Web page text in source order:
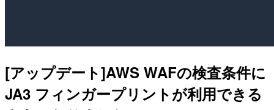
[アップデート]AWS WAFの検査条件に
JA3 フィンガープリントが利用できる